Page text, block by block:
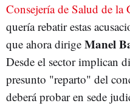
Consejería de Salud de la
quería rebatir estas
que ahora dirige Manel
Desde el sector implican
presunto "reparto" del
deberá probar en sede